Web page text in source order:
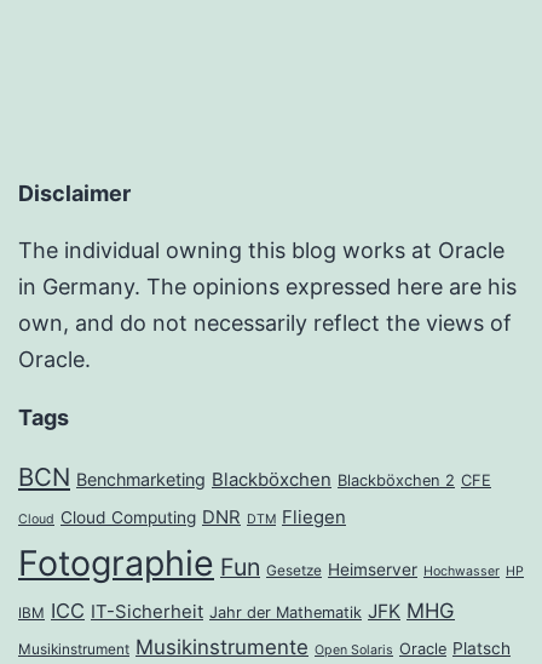
Disclaimer
The individual owning this blog works at Oracle
in Germany. The opinions expressed here are his
own, and do not necessarily reflect the views of
Oracle.
Tags
BCN Benchmarketing Blackböxchen Blackböxchen 2 CFE
Cloud Cloud Computing DNR DTM Fliegen
Fotographie Fun Gesetze Heimserver Hochwasser HP
IBM ICC IT-Sicherheit Jahr der Mathematik JFK MHG
Musikinstrument Musikinstrumente Open Solaris Oracle Platsch